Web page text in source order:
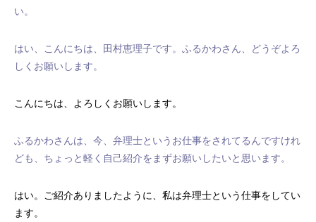
い。
はい、こんにちは、田村恵理子です。ふるかわさん、どうぞよろ
しくお願いします。
こんにちは、よろしくお願いします。
ふるかわさんは、今、弁理士というお仕事をされてるんですけれ
ども、ちょっと軽く自己紹介をまずお願いしたいと思います。
はい。ご紹介ありましたように、私は弁理士という仕事をしてい
ます。